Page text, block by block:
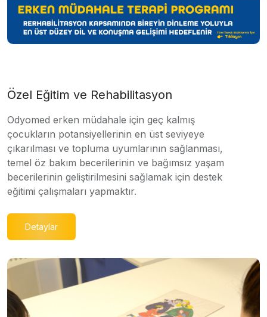
Özel Eğitim ve Rehabilitasyon
Odyomed erken müdahale için geç kalmış
çocukların potansiyellerinin en üst seviyeye
çıkarılması ve topluma uyumlarının sağlanması,
temel öz bakım becerilerinin ve bağımsız yaşam
becerilerinin geliştirilmesini sağlamak için destek
eğitimi çalışmaları yapmaktır.
Detaylar